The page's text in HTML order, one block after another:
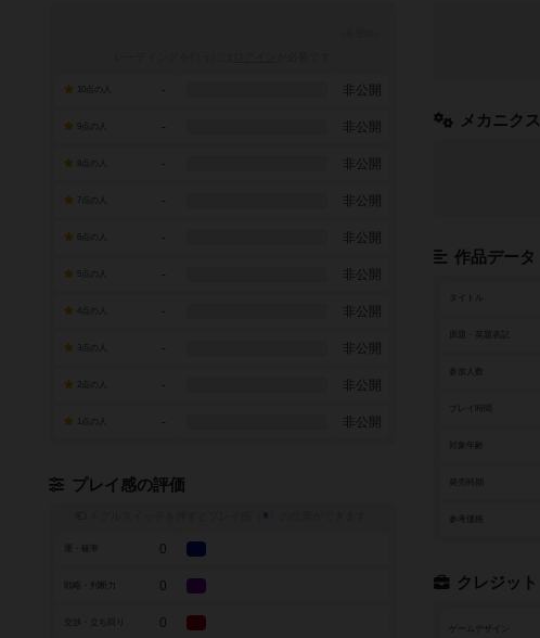
メカニクス
作品データ
タイトル
参加人数
参考価格
クレジット
ゲームデザイン
- 非公開
- 非公開
- 非公開
7点の人 - 非公開
- 非公開
- 非公開
- 非公開
- 非公開
- 非公開
- 非公開
プレイ感の評価
※
0
戦略・判断力 0
0